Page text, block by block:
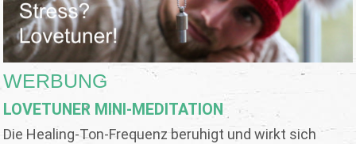
WERBUNG
LOVETUNER MINI-MEDITATION
Die Healing-Ton-Frequenz beruhigt und wirkt sich